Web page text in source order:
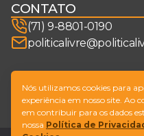
CONTATO
(71) 9-8801-0190
SIGA-NOS
Nós utilizamos cookies para
experiência em nosso site. Ao
em contribuir para os dados
nossa Política de